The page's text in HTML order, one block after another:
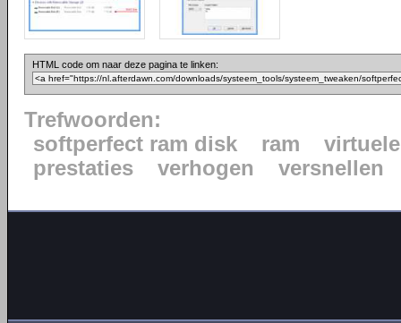
HTML code om naar deze pagina te linken:
Trefwoorden:
softperfect ram disk
ram
prestaties
verhogen versnellen